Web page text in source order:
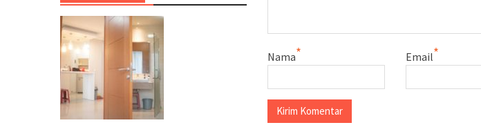
Nama* Email*